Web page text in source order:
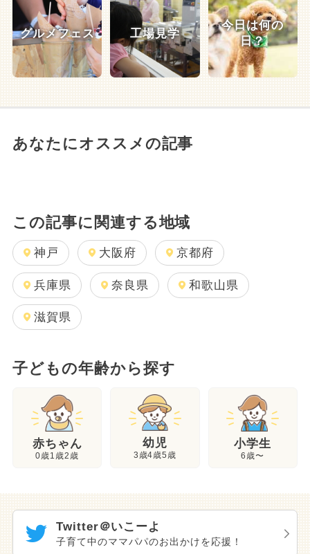
グルメフェス 工場見学
今日は何の
日？
あなたにオススメの記事
この記事に関連する地域
神戸 大阪府 京都府
兵庫県 奈良県 和歌山県
滋賀県
子どもの年齢から探す
赤ちゃん
0歳1歳2歳
幼児
3歳4歳5歳
小学生
6歳〜
Twitter＠いこーよ
子育て中のママパパのお出かけを応援！